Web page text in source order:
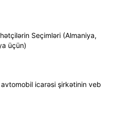
Seçimləri (Almaniya,
üçün)
avtomobil icarəsi şirkətinin veb